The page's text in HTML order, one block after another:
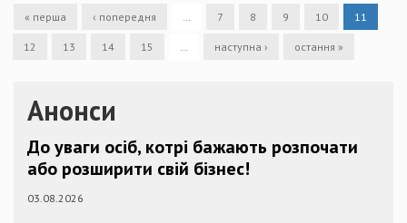
« перша ‹ попередня 7 8 9 10 11
12 13 14 15 наступна › остання »
Анонси
До уваги осіб, котрі бажають розпочати
або розширити свій бізнес!
03.08.2026